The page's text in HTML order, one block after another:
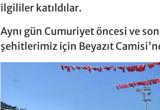
ilgililer katıldılar.
Aynı gün Cumuriyet öncesi ve
şehitlerimiz için Beyazıt